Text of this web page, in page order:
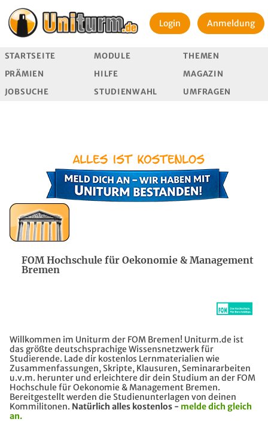
Login Anmeldung
STARTSEITE MODULE
THEMEN
PRÄMIEN
HILFE
MAGAZIN
JOBSUCHE
STUDIENWAHL UMFRAGEN
FOM Hochschule für Oekonomie & Management
Bremen
Willkommen im Uniturm der FOM Bremen! Uniturm.de ist
das größte deutschsprachige Wissensnetzwerk für
Studierende. Lade dir kostenlos Lernmaterialien wie
Zusammenfassungen, Skripte, Klausuren, Seminararbeiten
u.v.m. herunter und erleichtere dir dein Studium an der FOM
Hochschule für Oekonomie & Management Bremen.
Bereitgestellt werden die Studienunterlagen von deinen
Kommilitonen. Natürlich alles kostenlos - melde dich gleich
an.